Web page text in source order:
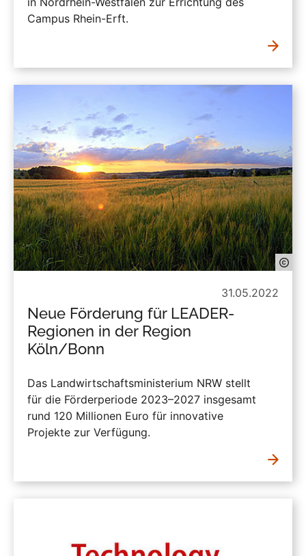
Campus Rhein-Erft.
31.05.2022
Neue Förderung für LEADER-
Regionen in der Region
Köln/Bonn
Das Landwirtschaftsministerium NRW stellt
für die Förderperiode 2023–2027 insgesamt
rund 120 Millionen Euro für innovative
Projekte zur Verfügung.